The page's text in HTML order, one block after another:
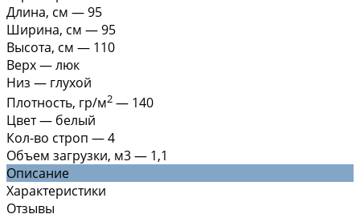
Длина, см —95
Ширина, см —95
Высота, см — 110
Верх—люк
Низ — глухой
Плотность, гр/м2 — 140
Цвет— белый
Кол-во строп —4
Объем загрузки, м3— 1,1
Описание
Характеристики
Отзывы